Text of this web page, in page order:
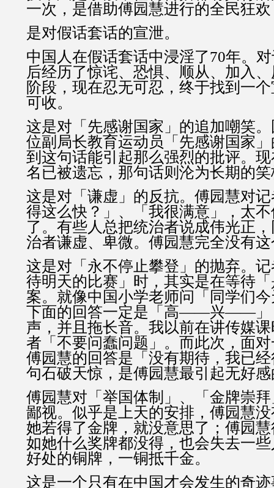
一次，是借助傅园慧进行的全民狂
是对假话套话的宣泄。
中国人在假话套话中浸淫了70年。
后经历了惊诧、恐惧、顺从、加入
阶段，现在忍无可忍，终于找到一
可收。
这是对「先感谢国家」的追加嘲笑
位副局长教育运动员「先感谢国家
到这句话能引起那么强烈的批评。
名已被遗忘，那句话则沦为长期的
这是对「谦虚」的反抗。傅园慧对
得这么快？」、「我很满意」，太
了。有些人总把统治者说成伟光正
治者谦虚、卑微。傅园慧完全没有
这是对「永不停止攀登」的抛弃。
待明天的比赛」时，其实是在等待
案。就像中国小学老师问「同学们
下面的回答一定是「高——兴——」
声，并且拖长音。我以前在讲传媒
者「不要问蠢问题」。而此次，面
傅园慧的回答是「没有期待，我已
句石破天惊，是傅园慧最引起无好
傅园慧对「举国体制」、「金牌崇
鄙视。似乎是上天的安排，傅园慧
她若得了金牌，就没意思了；傅园
如她什么奖牌都没得，也会失去一
好处的铜牌，一铜抵千金。
这是一个只有在中国才会发生的奇